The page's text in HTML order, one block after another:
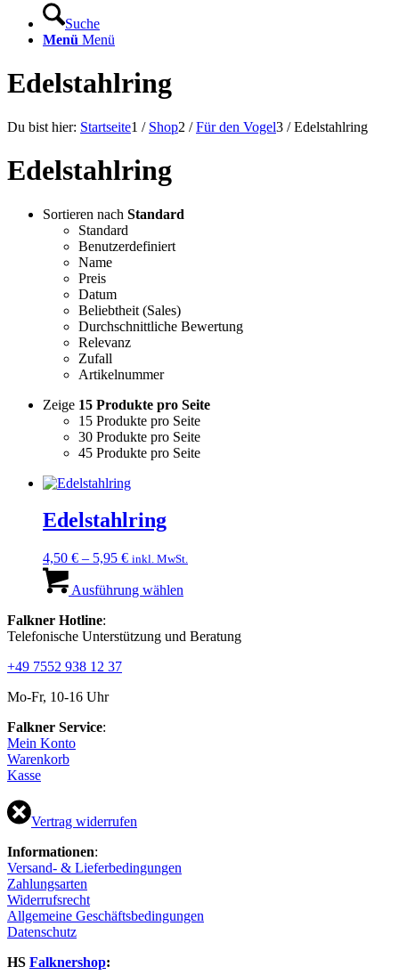
Suche
Menü Menü
Edelstahlring
Du bist hier: Startseite1 / Shop2 / Für den Vogel3 / Edelstahlring
Edelstahlring
Sortieren nach Standard
Standard
Benutzerdefiniert
Name
Preis
Datum
Beliebtheit (Sales)
Durchschnittliche Bewertung
Relevanz
Zufall
Artikelnummer
Zeige 15 Produkte pro Seite
15 Produkte pro Seite
30 Produkte pro Seite
45 Produkte pro Seite
Edelstahlring
4,50 € – 5,95 € inkl. MwSt.
Ausführung wählen
Varianten
Falkner Hotline:
Telefonische Unterstützung und Beratung
+49 7552 938 12 37
Mo-Fr, 10-16 Uhr
Falkner Service:
Mein Konto
Warenkorb
Kasse
Vertrag widerrufen
Informationen:
Versand- & Lieferbedingungen
Zahlungsarten
Widerrufsrecht
Allgemeine Geschäftsbedingungen
Datenschutz
HS Falknershop: